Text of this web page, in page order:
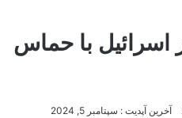
اسرائیل با حماس
آخرین آپدیت : سپتامبر 5, 2024